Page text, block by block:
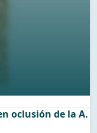
oclusión de la A.